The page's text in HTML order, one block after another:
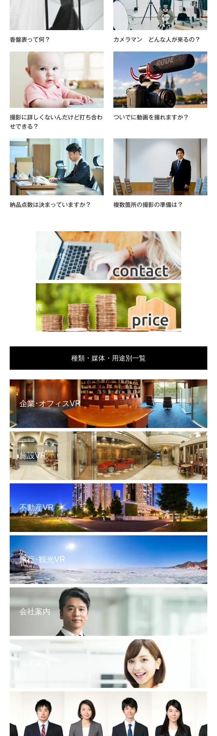
香盤表って何？ カメラマン どんな人が来るの？
撮影に詳しくないんだけど打ち合わ
せできる？
ついでに動画を撮れますか？
納品点数は決まっていますか？ 複数箇所の撮影の準備は？
お問い合わせ
料金表
種類・媒体・用途別一覧
企業･オフィスVR
施設VR
不動産VR
旅行･観光VR
会社案内
採用案内
社員証